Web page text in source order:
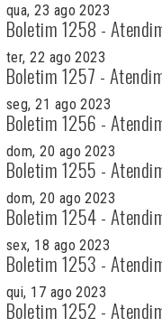
qua, 23 ago 2023
Boletim 1258 -
ter, 22 ago 2023
Boletim 1257 -
seg, 21 ago 2023
Boletim 1256 -
dom, 20 ago 2023
Boletim 1255 -
dom, 20 ago 2023
Boletim 1254 -
sex, 18 ago 2023
Boletim 1253 -
qui, 17 ago 2023
Boletim 1252 -